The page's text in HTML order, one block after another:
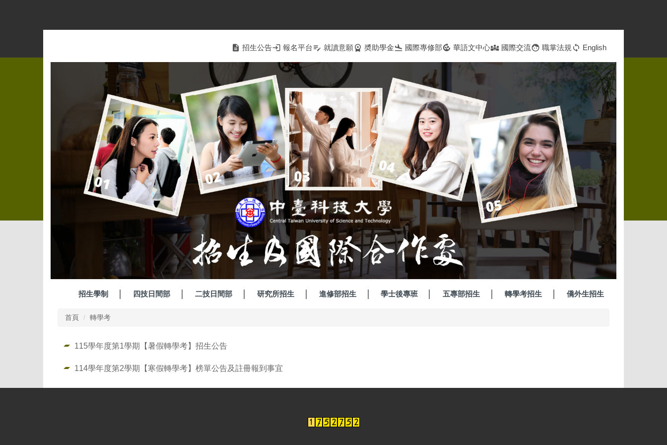
容
description 招生公告login 報名平台edit_note 就讀意願workspace_premium 奬助學金flight_land 國際專修部compost 華語文中心diversity_3 國際交流face 職掌法規 sync English
招生學制 四技日間部 二技日間部 研究所招生 進修部招生 學士後專班 五專部招生 轉學考招生 僑外生招生
首頁 轉學考
115學年度第1學期【暑假轉學考】招生公告
114學年度第2學期【寒假轉學考】榜單公告及註冊報到事宜